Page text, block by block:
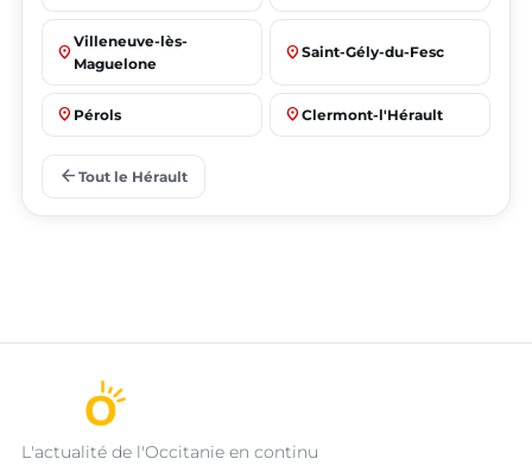
place
Villeneuve-lès-
Maguelone
place Saint-Gély-du-Fesc
place Pérols place Clermont-l'Hérault
place
arrow_back Tout le Hérault
L'actualité de l'Occitanie en continu